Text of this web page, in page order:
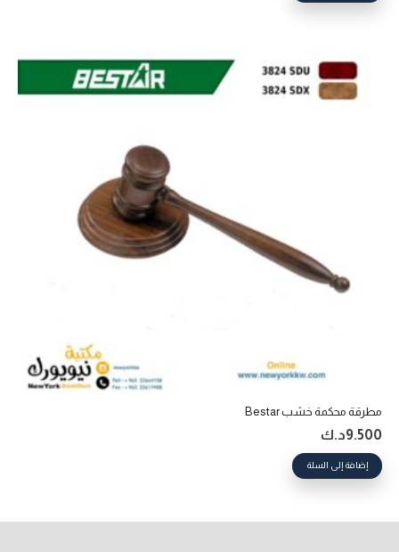
مطرقة محكمة خشب Bestar
9.500د.ك
إضافة إلى السلة